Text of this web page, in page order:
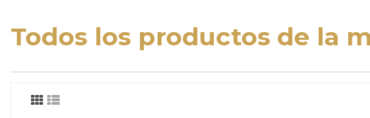
Todos los productos de la